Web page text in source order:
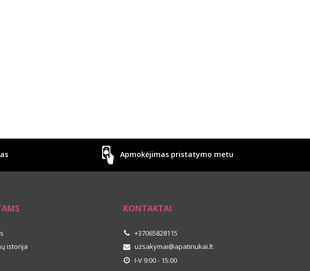
Apmokėjimas pristatymo metu
istorija
KONTAKTAI
+37065828115
uzsakymai@apatinukai.lt
I-V 9:00 - 15:00